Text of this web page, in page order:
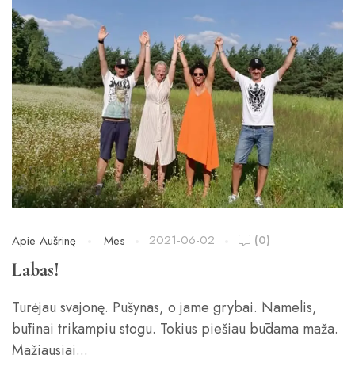
Apie Aušrinę Mes 2021-06-02 (0)
Labas!
Turėjau svajonę. Pušynas, o jame grybai. Namelis,
būtinai trikampiu stogu. Tokius piešiau būdama maža.
Mažiausiai...